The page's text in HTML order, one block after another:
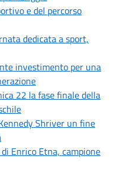
e del percorso
dedicata a sport,
investimento per una
22 la fase finale della
Shriver un fine
Enrico Etna, campione